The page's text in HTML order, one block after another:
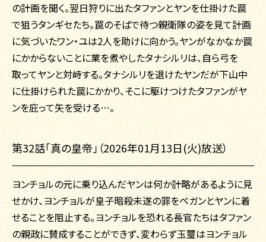
の計画を聞く。翌日狩りに出たタファンとヤンを仕掛けた罠
で狙うタンギセたち。罠のそばで待つ親衛隊の姿を見て計画
に気づいたワン・ユは2人を助けに向かう。ヤンがなかなか罠
にかからないことに業を煮やしたタナシルリは、自ら弓を
取ってヤンと対峙する。タナシルリを退けたヤンだが下山中
に仕掛けられた罠にかかり、そこに駆けつけたタファンがヤ
ンを庇って矢を受ける…。
第32話「真の皇帝」（2026年01月13日(火)放送）
ヨンチョルの元に乗り込んだヤンは何か計略があるように見
せかけ、ヨンチョルが皇子暗殺未遂の罪をペガンとヤンに着
せることを阻止する。ヨンチョルを恐れる長官たちはタファン
の親政に賛成することができず、変わらず玉璽はヨンチョル